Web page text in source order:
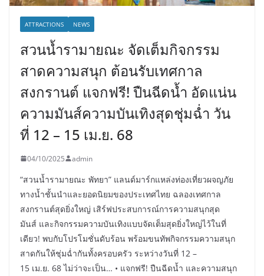
ATTRACTIONS NEWS
สวนน้ำรามายณะ จัดเต็มกิจกรรม
สาดความสนุก ต้อนรับเทศกาล
สงกรานต์ แจกฟรี! ปืนฉีดน้ำ อัดแน่น
ความมันส์ความบันเทิงสุดชุ่มฉ่ำ วัน
ที่ 12 – 15 เม.ย. 68
04/10/2025 admin
“สวนน้ำรามายณะ พัทยา” แลนด์มาร์กแหล่งท่องเที่ยวผจญภัย
ทางน้ำชั้นนำและยอดนิยมของประเทศไทย ฉลองเทศกาล
สงกรานต์สุดยิ่งใหญ่ เสิร์ฟประสบการณ์การความสนุกสุด
มันส์ และกิจกรรมความบันเทิงแบบจัดเต็มสุดยิ่งใหญ่ไว้ในที่
เดียว! พบกับโปรโมชั่นดับร้อน พร้อมขนทัพกิจกรรมความสนุก
สาดกันให้ชุ่มฉ่ำกันทั้งครอบครัว ระหว่างวันที่ 12 –
15 เม.ย. 68 ไม่ว่าจะเป็น… • แจกฟรี! ปืนฉีดน้ำ และความสนุก